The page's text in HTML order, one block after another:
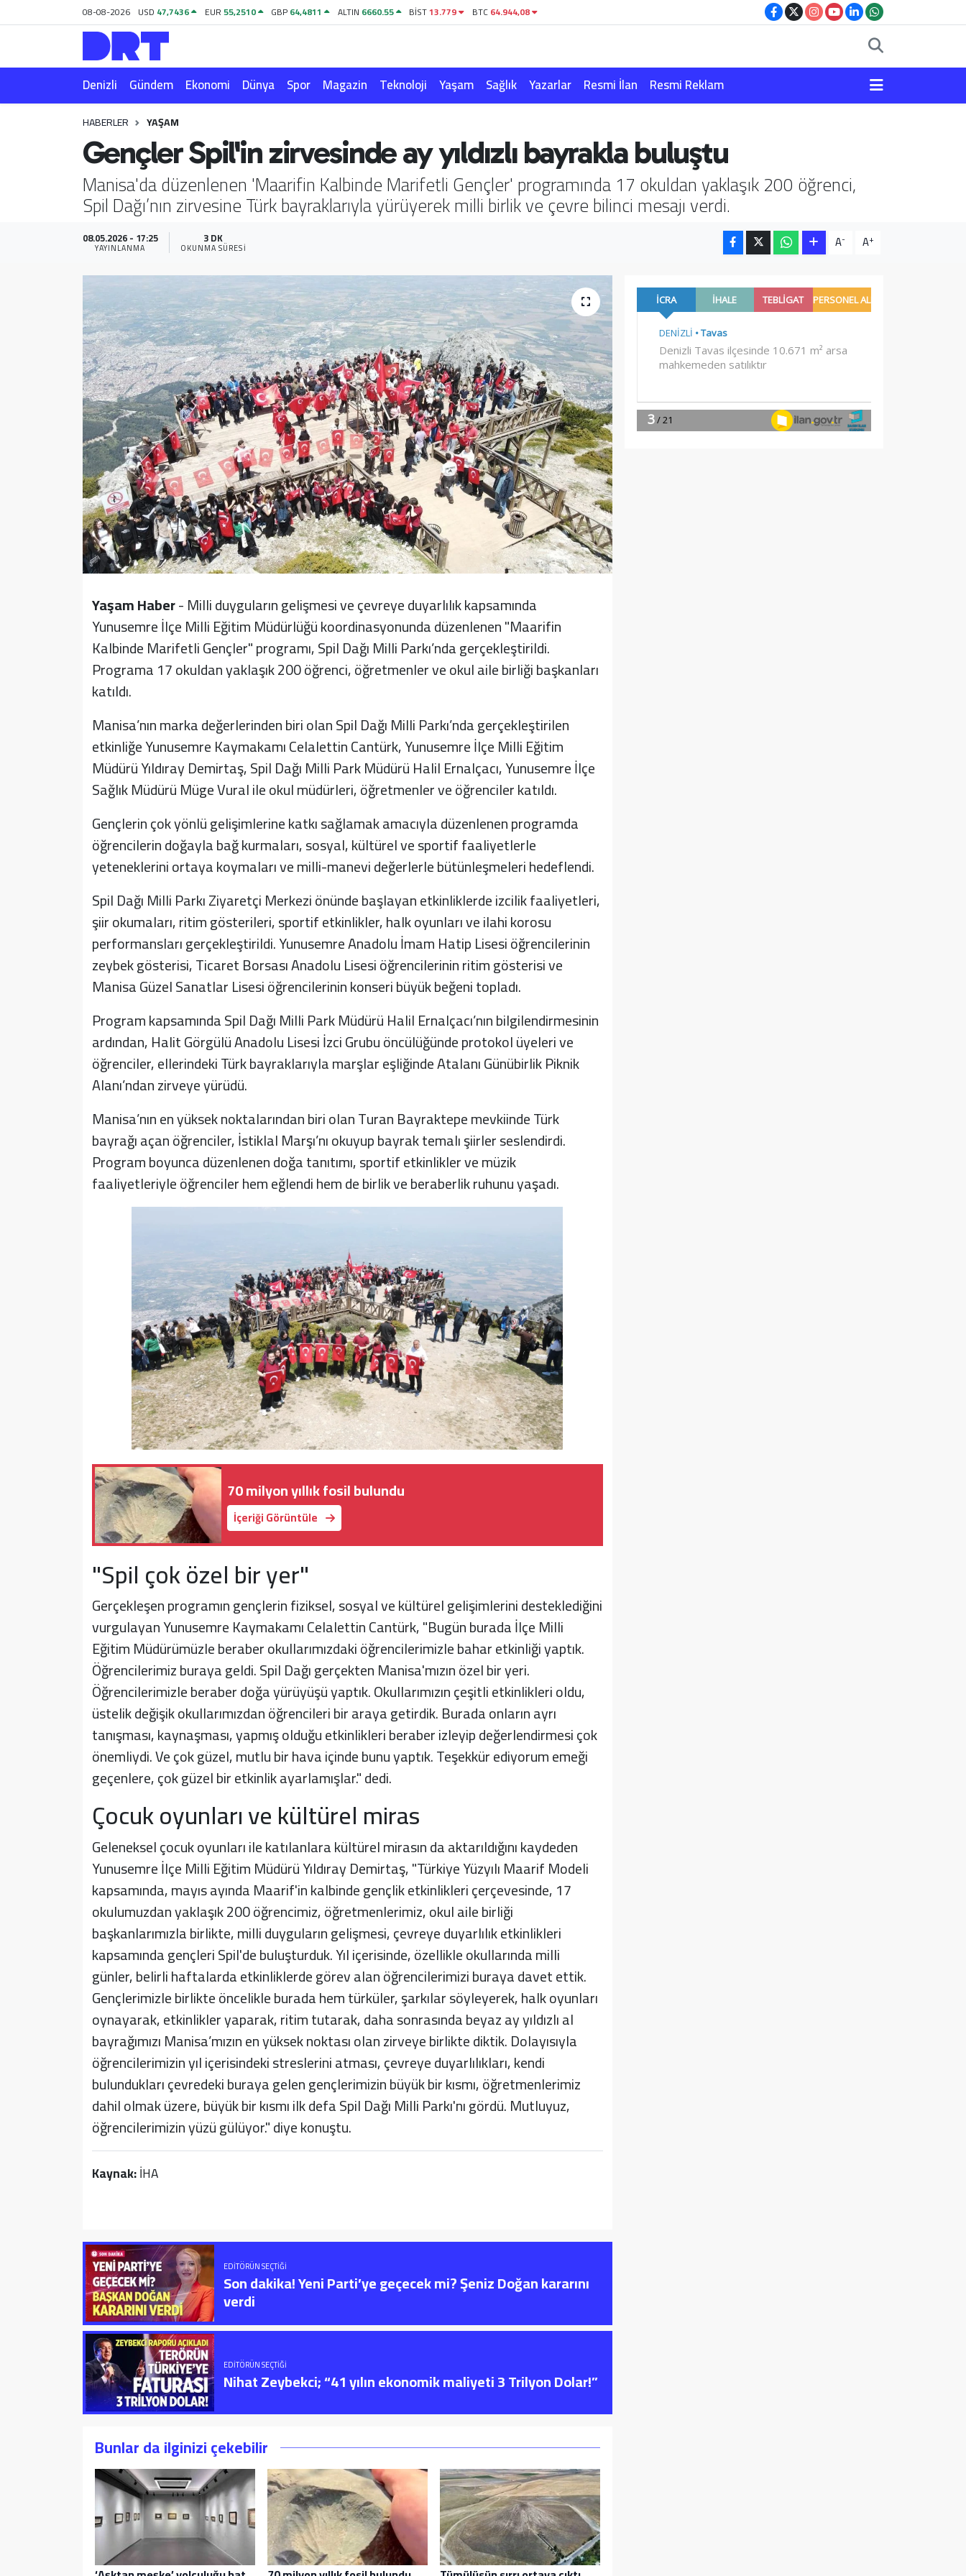
08-08-2026 USD 47,7436 EUR55,2510 GBP64,4811 ALTIN 6660.55 BİST13.779 BTC64.944,08
Denizli Gündem Ekonomi Dünya Spor Magazin Teknoloji Yaşam Sağlık Yazarlar Resmi İlan Resmi Reklam
HABERLER YAŞAM
Gençler Spil'in zirvesinde ay yıldızlı bayrakla buluştu
Manisa'da düzenlenen 'Maarifin Kalbinde Marifetli Gençler' programında 17 okuldan yaklaşık 200 öğrenci,
Spil Dağı’nın zirvesine Türk bayraklarıyla yürüyerek milli birlik ve çevre bilinci mesajı verdi.
08.05.2026 - 17:25
YAYINLANMA
3 DK
OKUNMA SÜRESI A- A+
Yaşam Haber- Milli duyguların gelişmesi ve çevreye duyarlılık kapsamında
Yunusemre İlçe Milli Eğitim Müdürlüğü koordinasyonunda düzenlenen "Maarifin
Kalbinde Marifetli Gençler" programı, Spil Dağı Milli Parkı’nda gerçekleştirildi.
Programa 17 okuldan yaklaşık 200 öğrenci, öğretmenler ve okul aile birliği başkanları
katıldı.
Manisa’nın marka değerlerinden biri olan Spil Dağı Milli Parkı’nda gerçekleştirilen
etkinliğe Yunusemre Kaymakamı Celalettin Cantürk, Yunusemre İlçe Milli Eğitim
Müdürü Yıldıray Demirtaş, Spil Dağı Milli Park Müdürü Halil Ernalçacı, Yunusemre İlçe
Sağlık Müdürü Müge Vural ile okul müdürleri, öğretmenler ve öğrenciler katıldı.
Gençlerin çok yönlü gelişimlerine katkı sağlamak amacıyla düzenlenen programda
öğrencilerin doğayla bağ kurmaları, sosyal, kültürel ve sportif faaliyetlerle
yeteneklerini ortaya koymaları ve milli-manevi değerlerle bütünleşmeleri hedeflendi.
Spil Dağı Milli Parkı Ziyaretçi Merkezi önünde başlayan etkinliklerde izcilik faaliyetleri,
şiir okumaları, ritim gösterileri, sportif etkinlikler, halk oyunları ve ilahi korosu
performansları gerçekleştirildi. Yunusemre Anadolu İmam Hatip Lisesi öğrencilerinin
zeybek gösterisi, Ticaret Borsası Anadolu Lisesi öğrencilerinin ritim gösterisi ve
Manisa Güzel Sanatlar Lisesi öğrencilerinin konseri büyük beğeni topladı.
Program kapsamında Spil Dağı Milli Park Müdürü Halil Ernalçacı’nın bilgilendirmesinin
ardından, Halit Görgülü Anadolu Lisesi İzci Grubu öncülüğünde protokol üyeleri ve
öğrenciler, ellerindeki Türk bayraklarıyla marşlar eşliğinde Atalanı Günübirlik Piknik
Alanı’ndan zirveye yürüdü.
Manisa’nın en yüksek noktalarından biri olan Turan Bayraktepe mevkiinde Türk
bayrağı açan öğrenciler, İstiklal Marşı’nı okuyup bayrak temalı şiirler seslendirdi.
Program boyunca düzenlenen doğa tanıtımı, sportif etkinlikler ve müzik
faaliyetleriyle öğrenciler hem eğlendi hem de birlik ve beraberlik ruhunu yaşadı.
70 milyon yıllık fosil bulundu
İçeriği Görüntüle
"Spil çok özel bir yer"
Gerçekleşen programın gençlerin fiziksel, sosyal ve kültürel gelişimlerini desteklediğini
vurgulayan Yunusemre Kaymakamı Celalettin Cantürk, "Bugün burada İlçe Milli
Eğitim Müdürümüzle beraber okullarımızdaki öğrencilerimizle bahar etkinliği yaptık.
Öğrencilerimiz buraya geldi. Spil Dağı gerçekten Manisa'mızın özel bir yeri.
Öğrencilerimizle beraber doğa yürüyüşü yaptık. Okullarımızın çeşitli etkinlikleri oldu,
üstelik değişik okullarımızdan öğrencileri bir araya getirdik. Burada onların ayrı
tanışması, kaynaşması, yapmış olduğu etkinlikleri beraber izleyip değerlendirmesi çok
önemliydi. Ve çok güzel, mutlu bir hava içinde bunu yaptık. Teşekkür ediyorum emeği
geçenlere, çok güzel bir etkinlik ayarlamışlar." dedi.
Çocuk oyunları ve kültürel miras
Geleneksel çocuk oyunları ile katılanlara kültürel mirasın da aktarıldığını kaydeden
Yunusemre İlçe Milli Eğitim Müdürü Yıldıray Demirtaş, "Türkiye Yüzyılı Maarif Modeli
kapsamında, mayıs ayında Maarif'in kalbinde gençlik etkinlikleri çerçevesinde, 17
okulumuzdan yaklaşık 200 öğrencimiz, öğretmenlerimiz, okul aile birliği
başkanlarımızla birlikte, milli duyguların gelişmesi, çevreye duyarlılık etkinlikleri
kapsamında gençleri Spil'de buluşturduk. Yıl içerisinde, özellikle okullarında milli
günler, belirli haftalarda etkinliklerde görev alan öğrencilerimizi buraya davet ettik.
Gençlerimizle birlikte öncelikle burada hem türküler, şarkılar söyleyerek, halk oyunları
oynayarak, etkinlikler yaparak, ritim tutarak, daha sonrasında beyaz ay yıldızlı al
bayrağımızı Manisa’mızın en yüksek noktası olan zirveye birlikte diktik. Dolayısıyla
öğrencilerimizin yıl içerisindeki streslerini atması, çevreye duyarlılıkları, kendi
bulundukları çevredeki buraya gelen gençlerimizin büyük bir kısmı, öğretmenlerimiz
dahil olmak üzere, büyük bir kısmı ilk defa Spil Dağı Milli Parkı'nı gördü. Mutluyuz,
öğrencilerimizin yüzü gülüyor." diye konuştu.
Kaynak:İHA
EDITÖRÜN SEÇTIĞI
Son dakika! Yeni Parti’ye geçecek mi? Şeniz Doğan kararını
verdi
EDITÖRÜN SEÇTIĞI
Nihat Zeybekci; “41 yılın ekonomik maliyeti 3 Trilyon Dolar!”
Bunlar da ilginizi çekebilir
Gündem
Ekonomi
Magazin
Teknoloji
Yazarlar
Resmi İlan
Resmi Reklam
Hava Durumu
Trafik Durumu
Puan Durumu ve Fikstür
Tüm Manşetler
Son Dakika Haberleri
Haber Arşivi